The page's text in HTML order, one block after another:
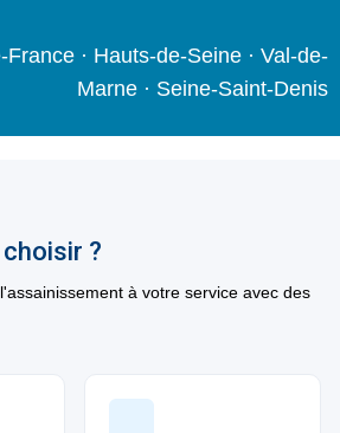
France · Hauts-de-Seine · Val-de-
Marne · Seine-Saint-Denis
?
à votre service avec des